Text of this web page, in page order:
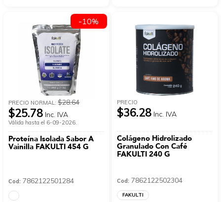
PRECIO NORMAL:$28.64
$25.78 Inc. IVA
Válida hasta el 6-09-2026.
Proteína Isolada Sabor A
Vainilla FAKULTI 454 G
Cod: 7862122501284
-10%
PRECIO
$36.28 Inc. IVA
Colágeno Hidrolizado
Granulado Con Café
FAKULTI 240 G
Cod: 7862122502304
FAKULTI